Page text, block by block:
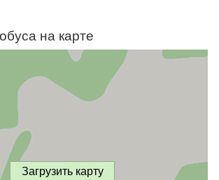
на карте
Загрузить карту